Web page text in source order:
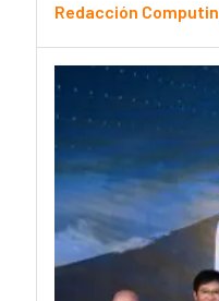
Redacción